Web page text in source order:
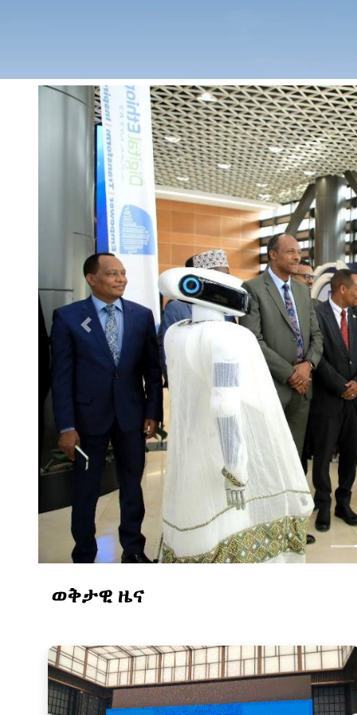
Previous
ወቅታዊ ዜና